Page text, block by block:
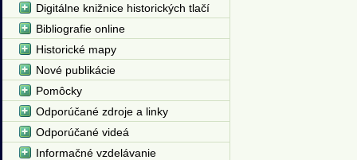
Digitálne knižnice historických tlačí
Bibliografie online
Historické mapy
Nové publikácie
Pomôcky
Odporúčané zdroje a linky
Odporúčané videá
Informačné vzdelávanie